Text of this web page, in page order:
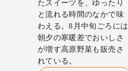
たスイーツを、ゆったり
と流れる時間のなかで味
わえる。8月中旬ごろには
朝夕の寒暖差でおいしさ
が増す高原野菜も販売さ
れている。